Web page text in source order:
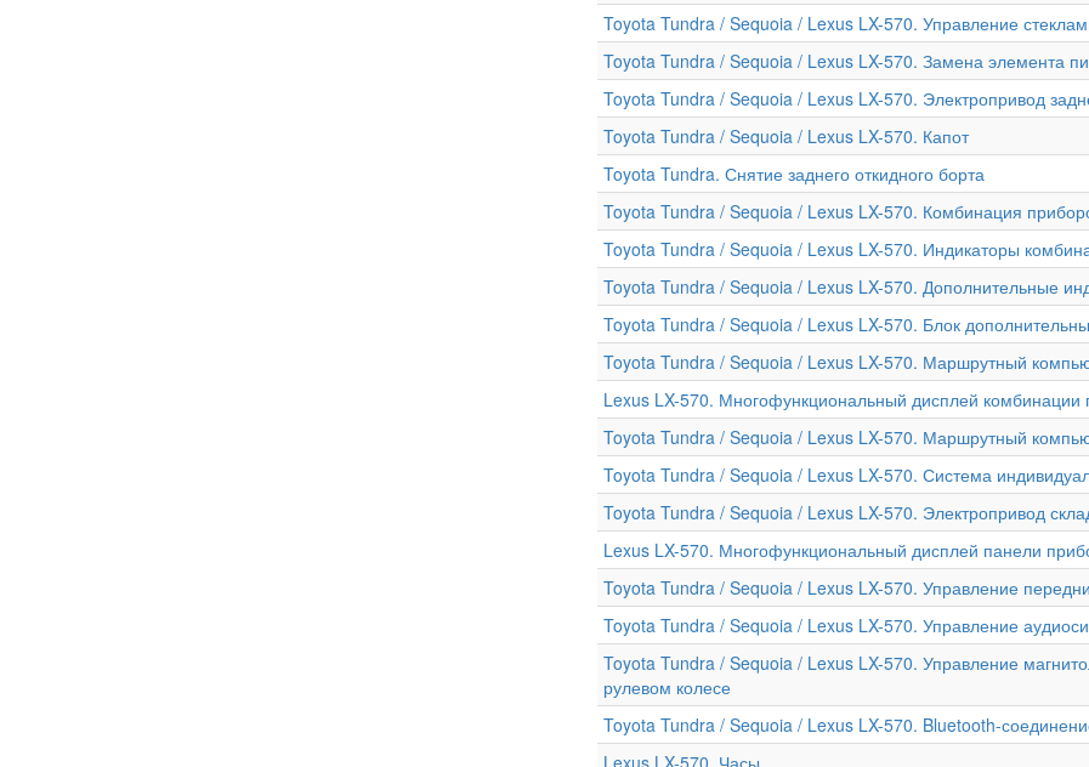
Toyota Tundra / Sequoia / Lexus LX-570. Управление
Toyota Tundra / Sequoia / Lexus LX-570. Замена элемента
Toyota Tundra / Sequoia / Lexus LX-570. Электропривод
Toyota Tundra / Sequoia / Lexus LX-570. Капот
Toyota Tundra. Снятие заднего откидного борта
Toyota Tundra / Sequoia / Lexus LX-570. Комбинация
Toyota Tundra / Sequoia / Lexus LX-570. Индикаторы
Toyota Tundra / Sequoia / Lexus LX-570. Дополнительные
Toyota Tundra / Sequoia / Lexus LX-570. Блок
Toyota Tundra / Sequoia / Lexus LX-570. Маршрутный
Lexus LX-570. Многофункциональный дисплей комбинации
Toyota Tundra / Sequoia / Lexus LX-570. Маршрутный
Toyota Tundra / Sequoia / Lexus LX-570. Система
Toyota Tundra / Sequoia / Lexus LX-570. Электропривод
Lexus LX-570. Многофункциональный дисплей панели
Toyota Tundra / Sequoia / Lexus LX-570. Управление
Toyota Tundra / Sequoia / Lexus LX-570. Управление
Toyota Tundra / Sequoia / Lexus LX-570. Управление
рулевом колесе
Toyota Tundra / Sequoia / Lexus LX-570. Bluetooth-
Lexus LX-570. Часы